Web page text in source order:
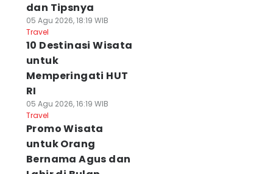
dan Tipsnya
05 Agu 2026, 18:19 WIB
Travel
10 Destinasi Wisata
untuk
Memperingati HUT
RI
05 Agu 2026, 16:19 WIB
Travel
Promo Wisata
untuk Orang
Bernama Agus dan